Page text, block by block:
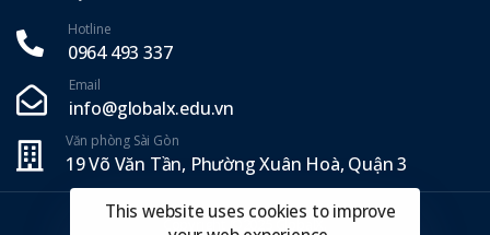
Hotline
0964 493 337‬
Email
info@globalx.edu.vn
Văn phòng Sài Gòn
19 Võ Văn Tần, Phường Xuân Hoà, Quận 3
Copyright ©2025 GlobalX.
This website uses cookies to improve